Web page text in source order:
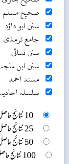
صحیح مسلم
سنن ابو داؤد
جامع ترمذی
سنن نسائی
سنن ابن ماجہ
مسند احمد
سلسلہ
10 نتائج حاصل کریں
25 نتائج حاصل کریں
50 نتائج حاصل کریں
100 نتائج حاصل کریں